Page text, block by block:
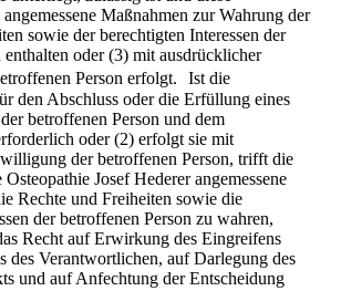
Maßnahmen zur Wahrung der
sowie der berechtigten Interessen der
enthalten oder (3) mit ausdrücklicher
Person erfolgt. Ist die
den Abschluss oder die Erfüllung eines
betroffenen Person und dem
oder (2) erfolgt sie mit
der betroffenen Person, trifft die
Josef Hederer angemessene
Rechte und Freiheiten sowie die
der betroffenen Person zu wahren,
Recht auf Erwirkung des Eingreifens
des Verantwortlichen, auf Darlegung des
und auf Anfechtung der Entscheidung